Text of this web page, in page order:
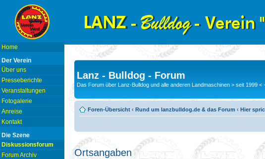
Home
Der Verein
Über uns
Presseberichte
Veranstaltungen
Fotogalerie
Anreise
Kontakt
Die Szene
Diskussionsforum
Forum Archiv
Lanz - Bulldog - Forum
Das Forum über Lanz-Bulldog und alle anderen Landmaschinen > seit 1999
Foren-Übersicht ‹ Rund um lanzbulldog.de & das Forum ‹ Hier
Ortsangaben